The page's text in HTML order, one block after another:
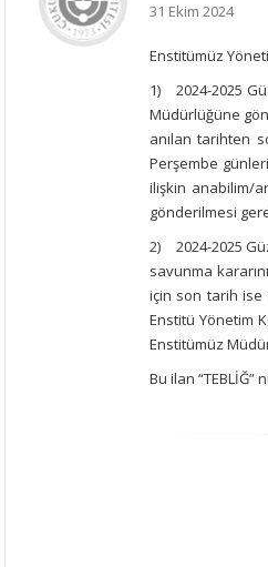
31 Ekim 2024
Enstitümüz
1) 2024-2025
Müdürlüğüne
anılan tarihten
Perşembe
ilişkin anabilim/
gönderilmesi
2) 2024-2025
savunma
için son tarih ise
Enstitü Yönetim
Enstitümüz
Bu ilan